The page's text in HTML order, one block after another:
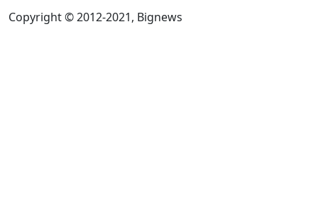
Copyright © 2012-2021, Bignews